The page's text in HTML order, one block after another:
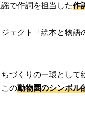
で作詞を担当した作
ェクト「絵本と物語
づくりの一環として
の動物園のシンボル